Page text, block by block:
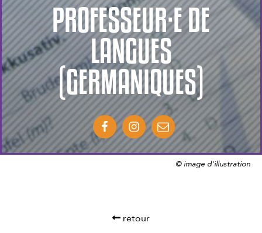
PROFESSEUR·E DE
LANGUES
(GERMANIQUES)
© image d'illustration
retour